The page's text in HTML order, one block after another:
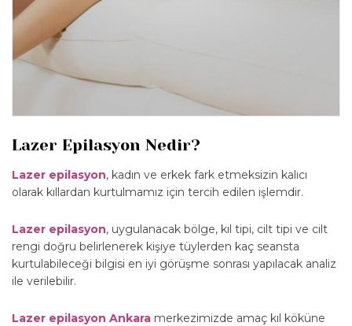
Lazer Epilasyon Nedir?
Lazer epilasyon, kadın ve erkek fark etmeksizin kalıcı
olarak kıllardan kurtulmamız için tercih edilen işlemdir.
Lazer epilasyon, uygulanacak bölge, kıl tipi, cilt tipi ve cilt
rengi doğru belirlenerek kişiye tüylerden kaç seansta
kurtulabileceği bilgisi en iyi görüşme sonrası yapılacak analiz
ile verilebilir.
Lazer epilasyon Ankara merkezimizde amaç kıl köküne